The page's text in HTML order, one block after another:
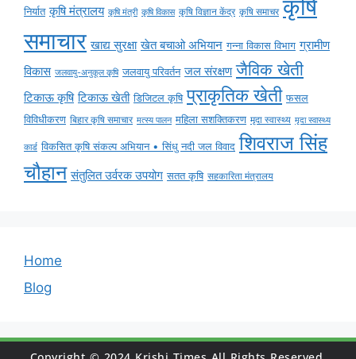
निर्यात कृषि मंत्रालय कृषि मंत्री कृषि विकास कृषि विज्ञान केंद्र कृषि समाचर कृषि
समाचार खाद्य सुरक्षा खेत बचाओ अभियान गन्ना विकास विभाग ग्रामीण
विकास जलवायु-अनुकूल कृषि जलवायु परिवर्तन जल संरक्षण जैविक खेती
टिकाऊ कृषि टिकाऊ खेती डिजिटल कृषि प्राकृतिक खेती फसल
विविधीकरण बिहार कृषि समाचार मत्स्य पालन महिला सशक्तिकरण मृदा स्वास्थ्य मृदा स्वास्थ्य
कार्ड विकसित कृषि संकल्प अभियान • सिंधु नदी जल विवाद शिवराज सिंह
चौहान संतुलित उर्वरक उपयोग सतत कृषि सहकारिता मंत्रालय
Home
Blog